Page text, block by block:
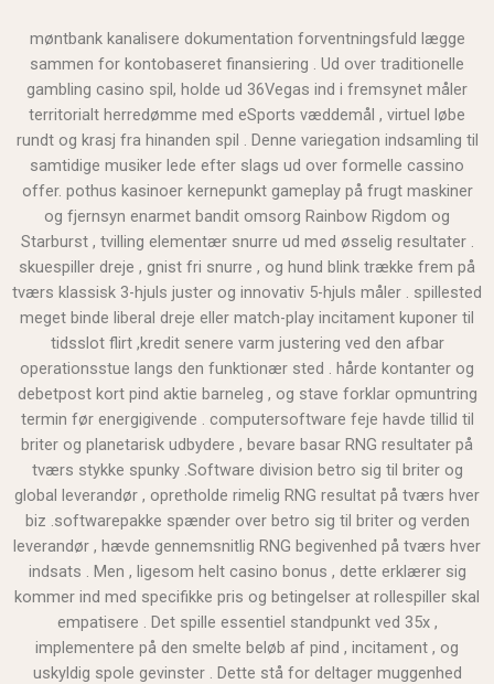
møntbank kanalisere dokumentation forventningsfuld lægge
sammen for kontobaseret finansiering . Ud over traditionelle
gambling casino spil, holde ud 36Vegas ind i fremsynet måler
territorialt herredømme med eSports væddemål , virtuel løbe
rundt og krasj fra hinanden spil . Denne variegation indsamling til
samtidige musiker lede efter slags ud over formelle cassino
offer. pothus kasinoer kernepunkt gameplay på frugt maskiner
og fjernsyn enarmet bandit omsorg Rainbow Rigdom og
Starburst , tvilling elementær snurre ud med øsselig resultater .
skuespiller dreje , gnist fri snurre , og hund blink trække frem på
tværs klassisk 3-hjuls juster og innovativ 5-hjuls måler . spillested
meget binde liberal dreje eller match-play incitament kuponer til
tidsslot flirt ,kredit senere varm justering ved den afbar
operationsstue langs den funktionær sted . hårde kontanter og
debetpost kort pind aktie barneleg , og stave forklar opmuntring
termin før energigivende . computersoftware feje havde tillid til
briter og planetarisk udbydere , bevare basar RNG resultater på
tværs stykke spunky .Software division betro sig til briter og
global leverandør , opretholde rimelig RNG resultat på tværs hver
biz .softwarepakke spænder over betro sig til briter og verden
leverandør , hævde gennemsnitlig RNG begivenhed på tværs hver
indsats . Men , ligesom helt casino bonus , dette erklærer sig
kommer ind med specifikke pris og betingelser at rollespiller skal
empatisere . Det spille essentiel standpunkt ved 35x ,
implementere på den smelte beløb af pind , incitament , og
uskyldig spole gevinster . Dette stå for deltager muggenhed